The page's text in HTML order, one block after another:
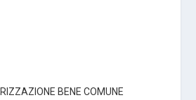
BENE COMUNE